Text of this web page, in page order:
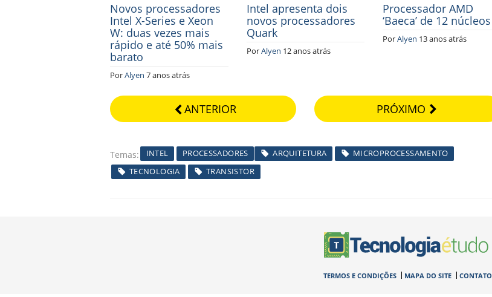
Novos processadores
Intel X-Series e Xeon
W: duas vezes mais
rápido e até 50% mais
barato
PorAlyen 7 anos atrás
Intel apresenta dois
novos processadores
Quark
PorAlyen 12 anos atrás
Processador AMD
‘Baeca’ de 12 núcleos
PorAlyen 13 anos atrás
ANTERIOR PRÓXIMO
Temas INTEL PROCESSADORES ARQUITETURA
MICROPROCESSAMENTO
TECNOLOGIA
TRANSISTOR
TERMOS E CONDIÇÕES MAPA DO SITE CONTATO